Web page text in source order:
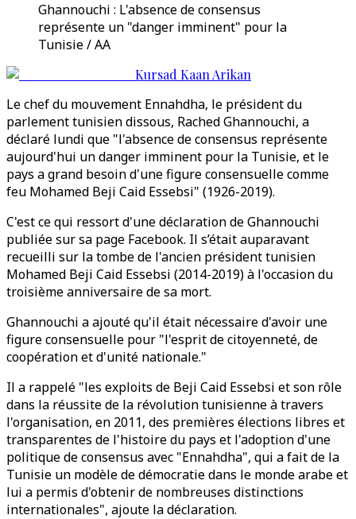
Ghannouchi : L'absence de consensus
représente un "danger imminent" pour la
Tunisie / AA
Kursad Kaan Arikan
Le chef du mouvement Ennahdha, le président du
parlement tunisien dissous, Rached Ghannouchi, a
déclaré lundi que "l'absence de consensus représente
aujourd'hui un danger imminent pour la Tunisie, et le
pays a grand besoin d'une figure consensuelle comme
feu Mohamed Beji Caid Essebsi" (1926-2019).
C'est ce qui ressort d'une déclaration de Ghannouchi
publiée sur sa page Facebook. Il s’était auparavant
recueilli sur la tombe de l'ancien président tunisien
Mohamed Beji Caid Essebsi (2014-2019) à l'occasion du
troisième anniversaire de sa mort.
Ghannouchi a ajouté qu'il était nécessaire d'avoir une
figure consensuelle pour "l'esprit de citoyenneté, de
coopération et d'unité nationale."
Il a rappelé "les exploits de Beji Caid Essebsi et son rôle
dans la réussite de la révolution tunisienne à travers
l'organisation, en 2011, des premières élections libres et
transparentes de l'histoire du pays et l'adoption d'une
politique de consensus avec "Ennahdha", qui a fait de la
Tunisie un modèle de démocratie dans le monde arabe et
lui a permis d'obtenir de nombreuses distinctions
internationales", ajoute la déclaration.